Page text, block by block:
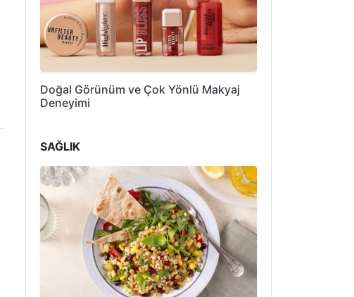
Doğal Görünüm ve Çok Yönlü Makyaj
Deneyimi
SAĞLIK